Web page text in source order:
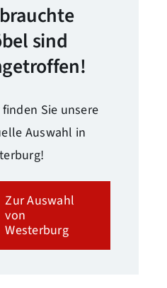
sind
Sie unsere
Auswahl in
Zur Auswahl
von
Westerburg